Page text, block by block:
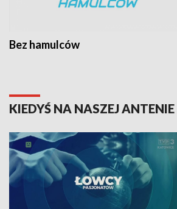
Bez hamulców
KIEDYŚ NA NASZEJ ANTENIE